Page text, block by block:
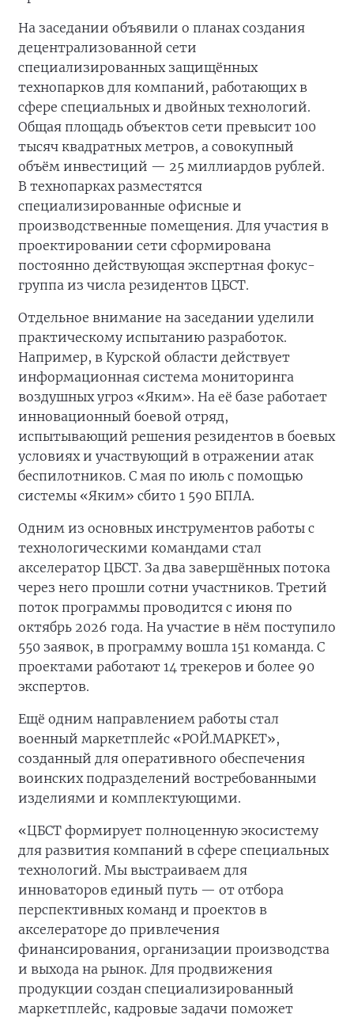
На заседании объявили о планах создания
децентрализованной сети
специализированных защищённых
технопарков для компаний, работающих в
сфере специальных и двойных технологий.
Общая площадь объектов сети превысит 100
тысяч квадратных метров, а совокупный
объём инвестиций — 25 миллиардов рублей.
В технопарках разместятся
специализированные офисные и
производственные помещения. Для участия в
проектировании сети сформирована
постоянно действующая экспертная фокус-
группа из числа резидентов ЦБСТ.
Отдельное внимание на заседании уделили
практическому испытанию разработок.
Например, в Курской области действует
информационная система мониторинга
воздушных угроз «Яким». На её базе работает
инновационный боевой отряд,
испытывающий решения резидентов в боевых
условиях и участвующий в отражении атак
беспилотников. С мая по июль с помощью
системы «Яким» сбито 1 590 БПЛА.
Одним из основных инструментов работы с
технологическими командами стал
акселератор ЦБСТ. За два завершённых потока
через него прошли сотни участников. Третий
поток программы проводится с июня по
октябрь 2026 года. На участие в нём поступило
550 заявок, в программу вошла 151 команда. С
проектами работают 14 трекеров и более 90
экспертов.
Ещё одним направлением работы стал
военный маркетплейс «РОЙ.МАРКЕТ»,
созданный для оперативного обеспечения
воинских подразделений востребованными
изделиями и комплектующими.
«ЦБСТ формирует полноценную экосистему
для развития компаний в сфере специальных
технологий. Мы выстраиваем для
инноваторов единый путь — от отбора
перспективных команд и проектов в
акселераторе до привлечения
финансирования, организации производства
и выхода на рынок. Для продвижения
продукции создан специализированный
маркетплейс, кадровые задачи поможет